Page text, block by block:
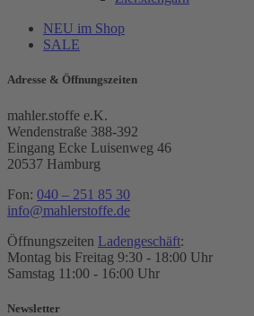
NEU im Shop
SALE
Adresse & Öffnungszeiten
mahler.stoffe e.K.
Wendenstraße 388-392
Eingang Ecke Luisenweg 46
20537 Hamburg
Fon: 040 – 251 85 30
info@mahlerstoffe.de
Öffnungszeiten Ladengeschäft:
Montag bis Freitag 9:30 - 18:00 Uhr
Samstag 11:00 - 16:00 Uhr
Newsletter